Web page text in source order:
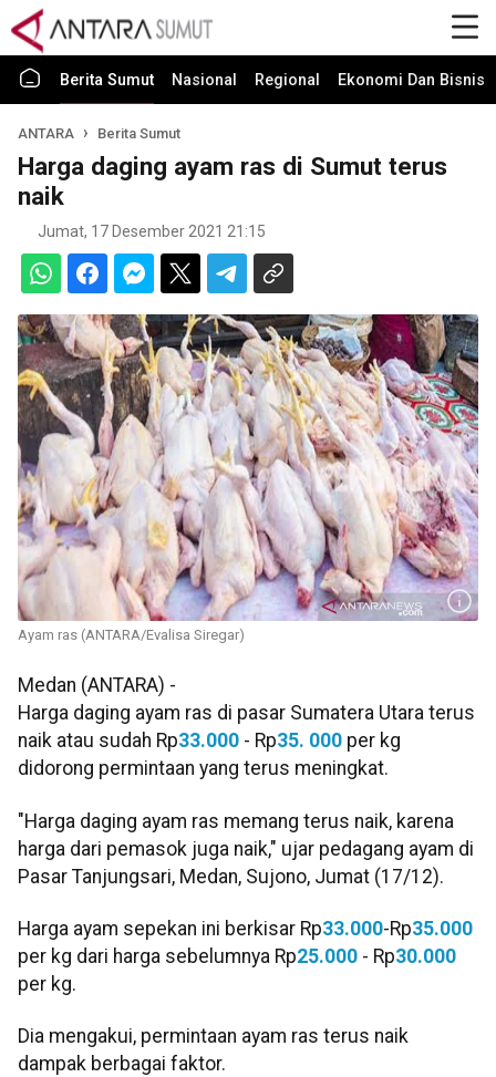
Berita Sumut Nasional Regional Ekonomi Dan Bisnis
ANTARA Berita Sumut
Harga daging ayam ras di Sumut terus
naik
Jumat, 17 Desember 2021 21:15
Ayam ras (ANTARA/Evalisa Siregar)
Medan (ANTARA) -
Harga daging ayam ras di pasar Sumatera Utara terus
naik atau sudah Rp33.000 - Rp35. 000 per kg
didorong permintaan yang terus meningkat.
"Harga daging ayam ras memang terus naik, karena
harga dari pemasok juga naik," ujar pedagang ayam di
Pasar Tanjungsari, Medan, Sujono, Jumat (17/12).
Harga ayam sepekan ini berkisar Rp33.000-Rp35.000
per kg dari harga sebelumnya Rp25.000 - Rp30.000
per kg.
Dia mengakui, permintaan ayam ras terus naik
dampak berbagai faktor.